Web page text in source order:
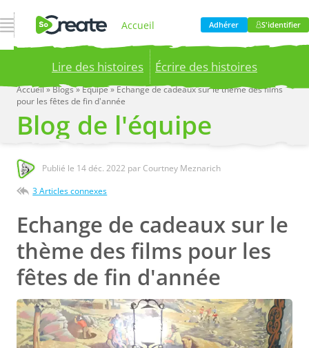
Ouvrir la navigation Accueil
Produit
Tarification
Blog
Entreprise
Adhérer S'identifier
Lire des histoires Écrire des histoires
Publish your stories to a global audience.
now!
Accueil»Blogs»Equipe»Echange de cadeaux sur le thème des films
pour les fêtes de fin d'année
Blog de l'équipe
Publié le 14 déc. 2022 par Courtney Meznarich
3 Articles connexes
Echange de cadeaux sur le
thème des films pour les
fêtes de fin d'année